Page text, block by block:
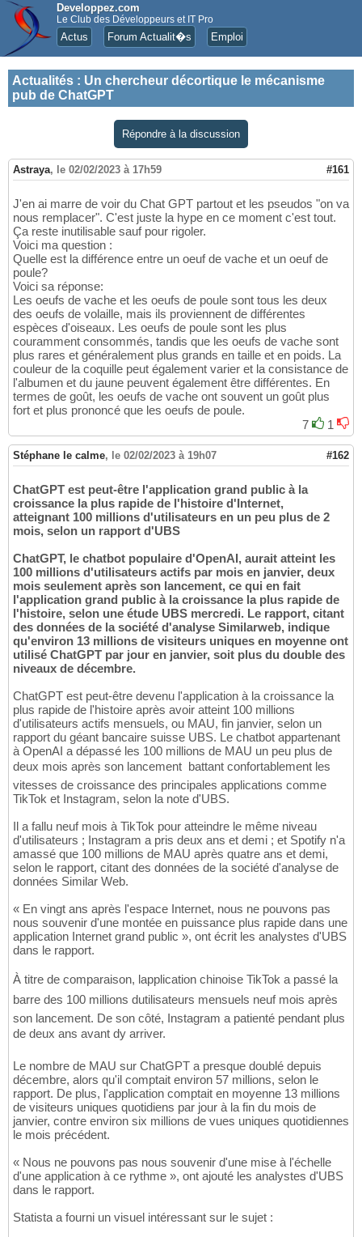
Developpez.com
Le Club des Développeurs et IT Pro
Actus Forum Actualit�s Emploi
Actualités : Un chercheur décortique le mécanisme
pub de ChatGPT
Répondre à la discussion
Astraya, le 02/02/2023 à 17h59 #161
J'en ai marre de voir du Chat GPT partout et les pseudos "on va
nous remplacer". C'est juste la hype en ce moment c'est tout.
Ça reste inutilisable sauf pour rigoler.
Voici ma question :
Quelle est la différence entre un oeuf de vache et un oeuf de
poule?
Voici sa réponse:
Les oeufs de vache et les oeufs de poule sont tous les deux
des oeufs de volaille, mais ils proviennent de différentes
espèces d'oiseaux. Les oeufs de poule sont les plus
couramment consommés, tandis que les oeufs de vache sont
plus rares et généralement plus grands en taille et en poids. La
couleur de la coquille peut également varier et la consistance de
l'albumen et du jaune peuvent également être différentes. En
termes de goût, les oeufs de vache ont souvent un goût plus
fort et plus prononcé que les oeufs de poule.
7
1
Stéphane le calme, le 02/02/2023 à 19h07 #162
ChatGPT est peut-être l'application grand public à la
croissance la plus rapide de l'histoire d'Internet,
atteignant 100 millions d'utilisateurs en un peu plus de 2
mois, selon un rapport d'UBS
ChatGPT, le chatbot populaire d'OpenAI, aurait atteint les
100 millions d'utilisateurs actifs par mois en janvier, deux
mois seulement après son lancement, ce qui en fait
l'application grand public à la croissance la plus rapide de
l'histoire, selon une étude UBS mercredi. Le rapport, citant
des données de la société d'analyse Similarweb, indique
qu'environ 13 millions de visiteurs uniques en moyenne ont
utilisé ChatGPT par jour en janvier, soit plus du double des
niveaux de décembre.
ChatGPT est peut-être devenu l'application à la croissance la
plus rapide de l'histoire après avoir atteint 100 millions
d'utilisateurs actifs mensuels, ou MAU, fin janvier, selon un
rapport du géant bancaire suisse UBS. Le chatbot appartenant
à OpenAI a dépassé les 100 millions de MAU un peu plus de
deux mois après son lancement  battant confortablement les
vitesses de croissance des principales applications comme
TikTok et Instagram, selon la note d'UBS.
Il a fallu neuf mois à TikTok pour atteindre le même niveau
d'utilisateurs ; Instagram a pris deux ans et demi ; et Spotify n'a
amassé que 100 millions de MAU après quatre ans et demi,
selon le rapport, citant des données de la société d'analyse de
données Similar Web.
« En vingt ans après l'espace Internet, nous ne pouvons pas
nous souvenir d'une montée en puissance plus rapide dans une
application Internet grand public », ont écrit les analystes d'UBS
dans le rapport.
À titre de comparaison, lapplication chinoise TikTok a passé la
barre des 100 millions dutilisateurs mensuels neuf mois après
son lancement. De son côté, Instagram a patienté pendant plus
de deux ans avant dy arriver.
Le nombre de MAU sur ChatGPT a presque doublé depuis
décembre, alors qu'il comptait environ 57 millions, selon le
rapport. De plus, l'application comptait en moyenne 13 millions
de visiteurs uniques quotidiens par jour à la fin du mois de
janvier, contre environ six millions de vues uniques quotidiennes
le mois précédent.
« Nous ne pouvons pas nous souvenir d'une mise à l'échelle
d'une application à ce rythme », ont ajouté les analystes d'UBS
dans le rapport.
Statista a fourni un visuel intéressant sur le sujet :